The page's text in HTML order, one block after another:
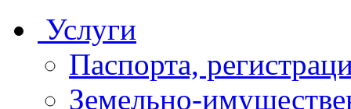
Услуги
Паспорта,
Земельно-